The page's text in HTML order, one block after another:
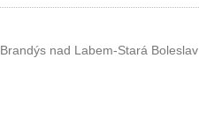
Brandýs nad Labem-Stará Boleslav